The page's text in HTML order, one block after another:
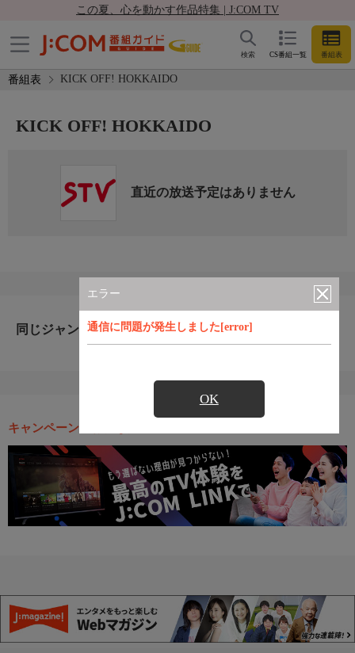
この夏、心を動かす作品特集 | J:COM TV
CS番組一覧 番組表
検索
番組表 KICK OFF! HOKKAIDO
エラー
通信に問題が発生しました[error]
OK
KICK OFF! HOKKAIDO
直近の放送予定はありません
同じジャンルのおすすめ番組
キャンペーン・お得な情報